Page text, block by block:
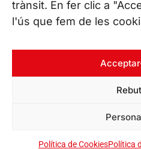
trànsit. En fer clic a
l'ús que fem de les
Política de CookiesPolítica
Tel. (+34) 937 882 300